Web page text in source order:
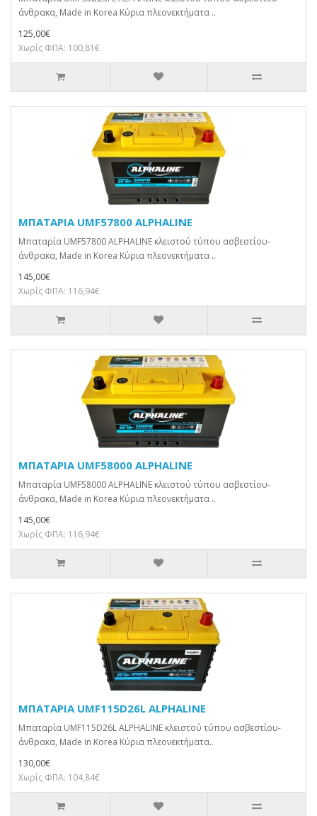
άνθρακα, Made in Korea Κύρια πλεονεκτήματα ..
125,00€
Χωρίς ΦΠΑ: 100,81€
ΜΠΑΤΑΡΙΑ UMF57800 ALPHALINE
Μπαταρία UMF57800 ALPHALINE κλειστού τύπου ασβεστίου-
άνθρακα, Made in Korea Κύρια πλεονεκτήματα ..
145,00€
Χωρίς ΦΠΑ: 116,94€
ΜΠΑΤΑΡΙΑ UMF58000 ALPHALINE
Μπαταρία UMF58000 ALPHALINE κλειστού τύπου ασβεστίου-
άνθρακα, Made in Korea Κύρια πλεονεκτήματα ..
145,00€
Χωρίς ΦΠΑ: 116,94€
ΜΠΑΤΑΡΙΑ UMF115D26L ALPHALINE
Μπαταρία UMF115D26L ALPHALINE κλειστού τύπου ασβεστίου-
άνθρακα, Made in Korea Κύρια πλεονεκτήματα..
130,00€
Χωρίς ΦΠΑ: 104,84€